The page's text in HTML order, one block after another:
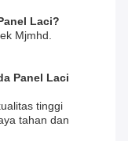
Laci?
Mjmhd.
Panel Laci
tinggi
tahan dan